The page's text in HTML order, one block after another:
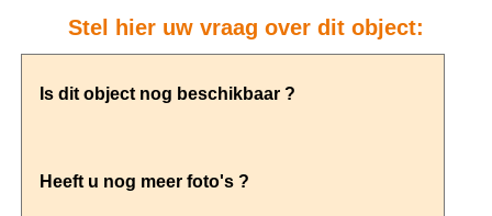
Stel hier uw vraag over dit object: